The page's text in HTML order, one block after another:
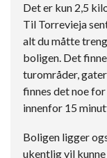
Det er kun 2,5
Til Torrevieja
alt du måtte
boligen. Det
turområder,
finnes det noe
innenfor 15
Boligen ligger
ukentlig vil